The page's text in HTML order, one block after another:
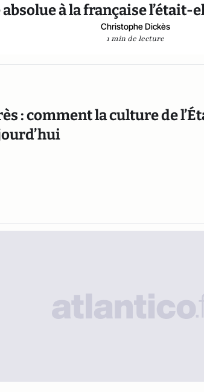
à la française l’était-
Christophe Dickès
1 min de lecture
: comment la culture de